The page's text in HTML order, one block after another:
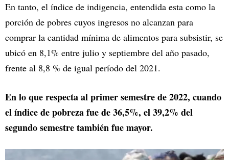
En tanto, el índice de indigencia, entendida esta como la
porción de pobres cuyos ingresos no alcanzan para
comprar la cantidad mínima de alimentos para subsistir, se
ubicó en 8,1% entre julio y septiembre del año pasado,
frente al 8,8 % de igual período del 2021.
En lo que respecta al primer semestre de 2022, cuando
el índice de pobreza fue de 36,5%, el 39,2% del
segundo semestre también fue mayor.